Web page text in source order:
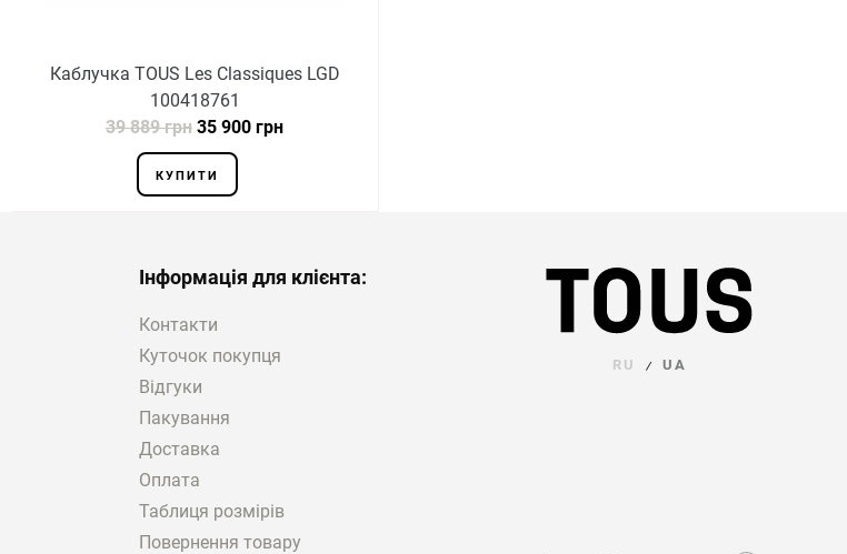
Каблучка TOUS Les Classiques LGD
100418761
39 889 грн 35 900 грн
КУПИТИ
Інформація для клієнта:
Контакти
Куточок покупця
Відгуки
Пакування
Доставка
Оплата
Таблиця розмірів
Повернення товару
RU / UA